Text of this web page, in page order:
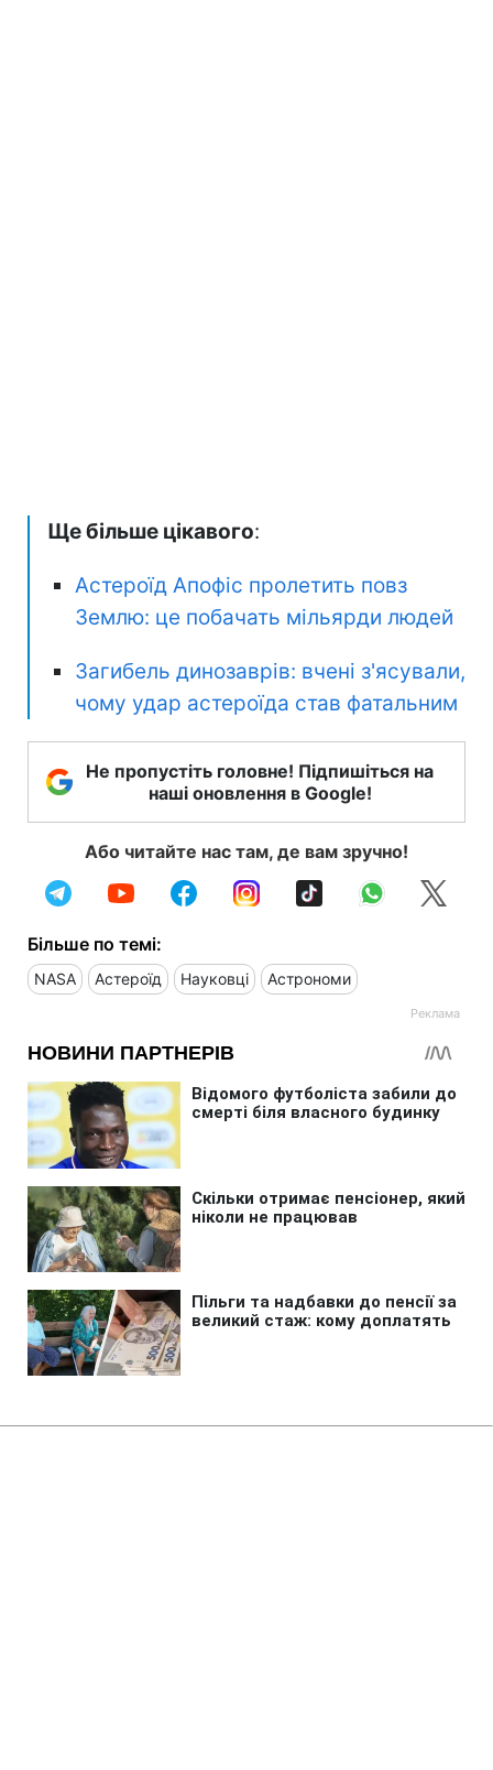
Ще більше цікавого:
Астероїд Апофіс пролетить повз
Землю: це побачать мільярди людей
Загибель динозаврів: вчені з'ясували,
чому удар астероїда став фатальним
Не пропустіть головне! Підпишіться на
наші оновлення в Google!
Або читайте нас там, де вам зручно!
Більше по темі:
NASA Астероїд Науковці Астрономи